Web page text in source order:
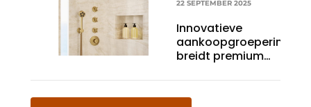
22 SEPTEMBER 2025
Innovatieve
aankoopgroepering
breidt premium
uit